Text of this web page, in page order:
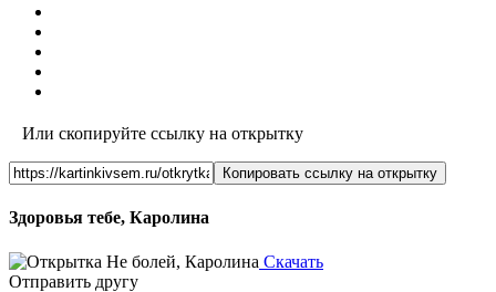
Или скопируйте ссылку на открытку
Копировать ссылку на открытку
Здоровья тебе, Каролина
Скачать
Отправить другу